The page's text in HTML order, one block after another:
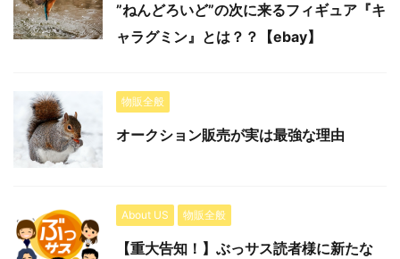
”ねんどろいど”の次に来るフィギュア『キ
ャラグミン』とは？？【ebay】
物販全般
オークション販売が実は最強な理由
About US 物販全般
【重大告知！】ぶっサス読者様に新たな